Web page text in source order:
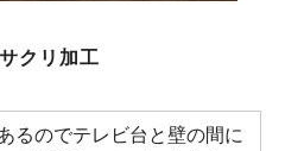
クリ加工
るのでテレビ台と壁の間に